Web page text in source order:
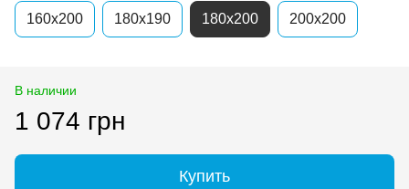
160x200 180x190 180x200 200x200
В наличии
1 074 грн
Купить